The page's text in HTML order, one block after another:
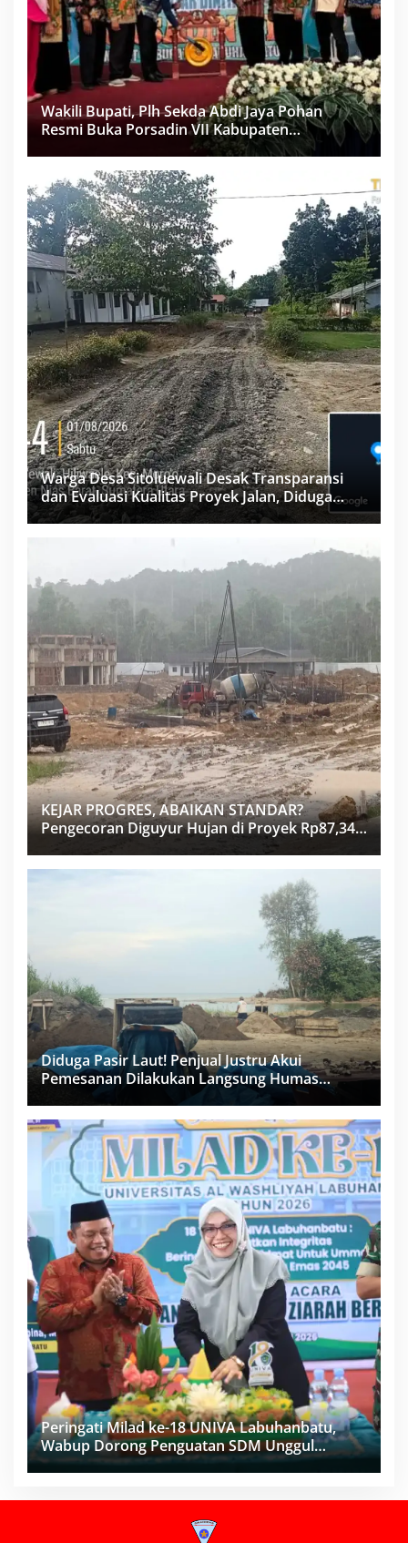
Wakili Bupati, Plh Sekda Abdi Jaya Pohan
Resmi Buka Porsadin VII Kabupaten
Warga Desa Sitoluewali Desak Transparansi
dan Evaluasi Kualitas Proyek Jalan, Diduga
Minim Informasi
KEJAR PROGRES, ABAIKAN STANDAR?
Pengecoran Diguyur Hujan di Proyek Rp87,34
Miliar Sukma Nias, Konsultan, Pengawas dan
PPK Bungkam
Diduga Pasir Laut! Penjual Justru Akui
Pemesanan Dilakukan Langsung Humas
Peringati Milad ke-18 UNIVA Labuhanbatu,
Wabup Dorong Penguatan SDM Unggul
Menuju Indonesia Emas 2045